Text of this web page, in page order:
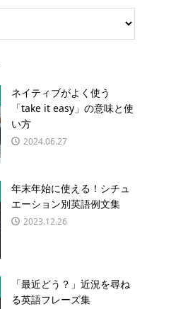
ネイティブがよく使う
「take it easy」の意味と使
い方
2024.06.27
年末年始に使える！シチュ
エーション別英語例文集
2023.12.26
「最近どう？」近況を尋ね
る英語フレーズ集